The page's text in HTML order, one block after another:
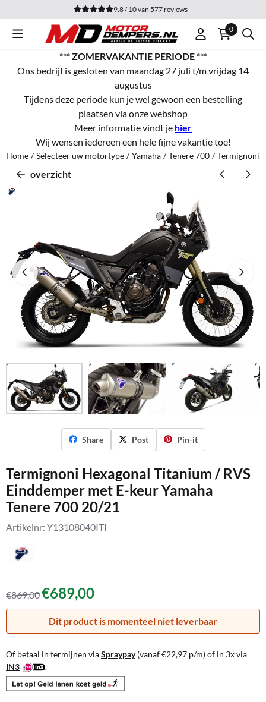
Cookievoorkeuren zijn momenteel gesloten.
9.8 / 10van 577reviews
0
***ZOMERVAKANTIE PERIODE***
Ons bedrijf is gesloten van maandag 27 juli t/m vrijdag 14
augustus
Tijdens deze periode kun je wel gewoon een bestelling
plaatsen via onze webshop
Meer informatie vindt je hier
Wij wensen iedereen een hele fijne vakantie toe!
Home / Selecteer uw motortype / Yamaha / Tenere 700 / Termignoni
overzicht
Share Post Pin-it
Termignoni Hexagonal Titanium / RVS
Einddemper met E-keur Yamaha
Tenere 700 20/21
Artikelnr: Y13108040ITI
€869,00€689,00
Dit product is momenteel niet leverbaar
Of betaal in termijnen viaSpraypay(vanaf€22,97 p/m) of in 3x via
IN3
.